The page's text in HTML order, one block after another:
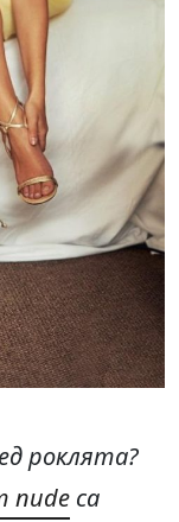
роклята?
nude са